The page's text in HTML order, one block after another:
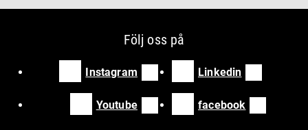
Följ oss på
Instagram Linkedin
Youtube facebook